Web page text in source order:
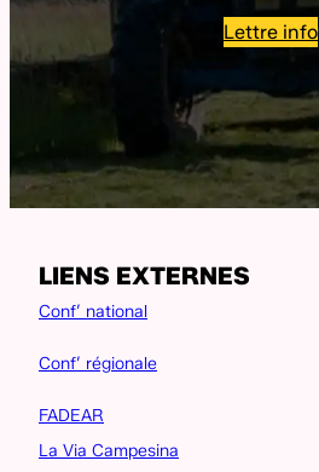
Lettre info
LIENS EXTERNES
Conf’ national
Conf’ régionale
FADEAR
La Via Campesina